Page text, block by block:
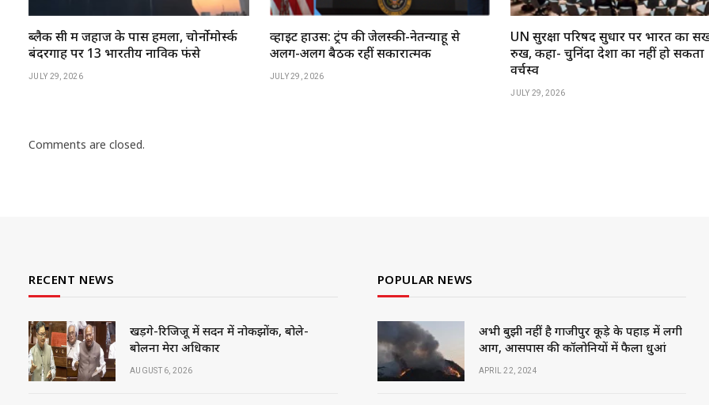
ब्लैक सी में जहाज के पास हमला, चोर्नोमोर्स्क
बंदरगाह पर 13 भारतीय नाविक फंसे
JULY 29, 2026
व्हाइट हाउस: ट्रंप की जेलेंस्की-नेतन्याहू से
अलग-अलग बैठकें रहीं सकारात्मक
JULY 29, 2026
UN सुरक्षा परिषद सुधार पर भारत का
रुख, कहा- चुनिंदा देशों का नहीं हो सकता
वर्चस्व
JULY 29, 2026
Comments are closed.
RECENT NEWS
खड़गे-रिजिजू में सदन में नोकझोंक, बोले-
बोलना मेरा अधिकार
AUGUST 6, 2026
POPULAR NEWS
अभी बुझी नहीं है गाजीपुर कूड़े के पहाड़ में लगी
आग, आसपास की कॉलोनियों में फैला धुआं
APRIL 22, 2024